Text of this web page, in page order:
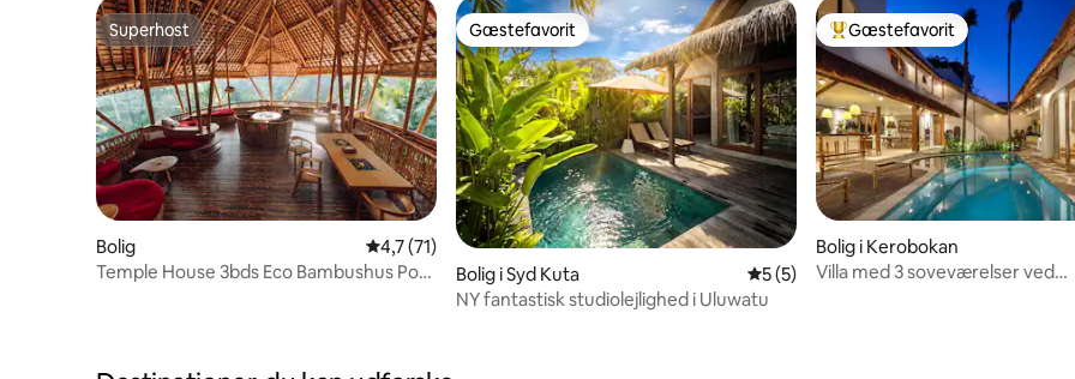
Superhost
Superhost
Bolig 4,7 ud af 5 i gennemsnitlig bedømmelse, 71 omtaler
4,7 (71)
Temple House 3bds Eco Bambushus Pool
Gæstefavorit
Gæstefavorit
Bolig i Syd Kuta 5 ud af 5 i gennemsnitlig bedømmelse,
5 (5)
NY fantastisk studiolejlighed i Uluwatu
Bedste gæstefavorit
Gæstefavorit
Bolig i Kerobokan
Villa med 3 soveværelser ved